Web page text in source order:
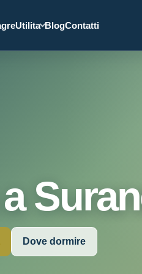
Utilita BlogContatti
Dove dormire